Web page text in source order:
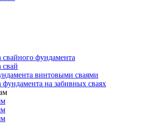
свайного фундамента
свай
винтовыми сваями
фундамента на забивных сваях